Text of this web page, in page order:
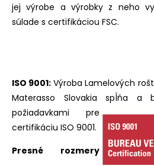
jej výrobe a výrobky z neho
súlade s certifikáciou FSC.
ISO 9001: Výroba Lamelových
Materasso Slovakia spĺňa
požiadavkami pre
certifikáciu ISO 9001.
Presné rozmery